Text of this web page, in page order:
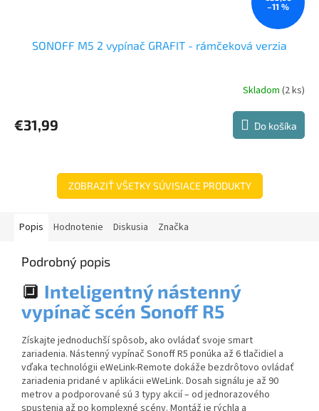
–11 %
SONOFF M5 2 vypínač GRAFIT - rámčeková verzia
Skladom (2 ks)
€31,99 Do košíka
ZOBRAZIŤ VŠETKY SÚVISIACE PRODUKTY
Popis Hodnotenie Diskusia Značka
Podrobný popis
🔲 Inteligentný nástenný
vypínač scén Sonoff R5
Získajte jednoduchší spôsob, ako ovládať svoje smart
zariadenia. Nástenný vypínač Sonoff R5 ponúka až 6 tlačidiel a
vďaka technológii eWeLink-Remote dokáže bezdrôtovo ovládať
zariadenia pridané v aplikácii eWeLink. Dosah signálu je až 90
metrov a podporované sú 3 typy akcií – od jednorazového
spustenia až po komplexné scény. Montáž je rýchla a